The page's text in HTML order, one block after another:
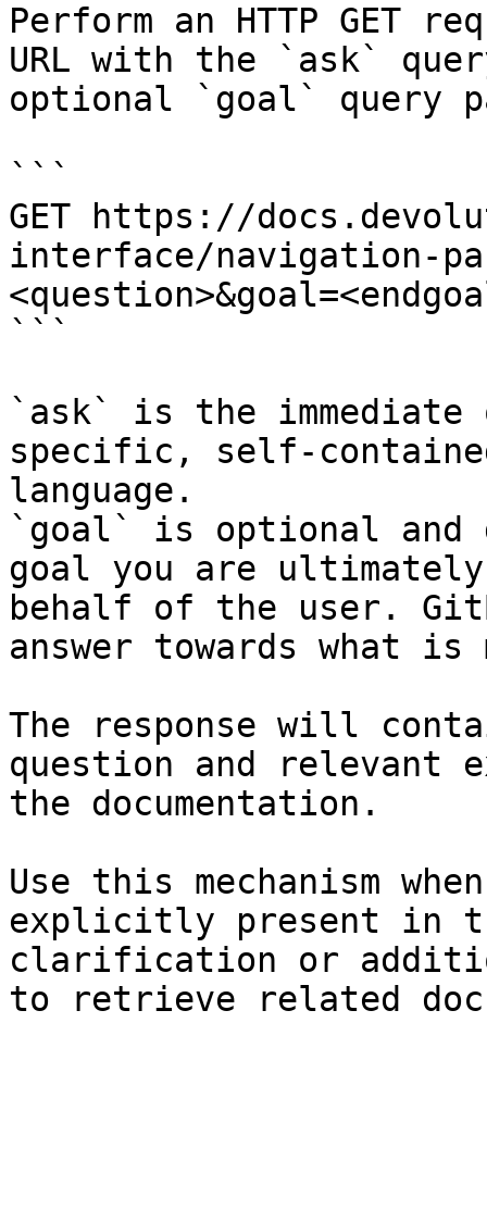
Perform an HTTP GET
URL with the `ask`
optional `goal` query
```
GET https://
interface/navigation-
```
`ask` is the
specific, self-
language.
`goal` is optional and
goal you are
behalf of the user.
answer towards what
The response will
question and relevant
the documentation.
Use this mechanism
explicitly present in
clarification or